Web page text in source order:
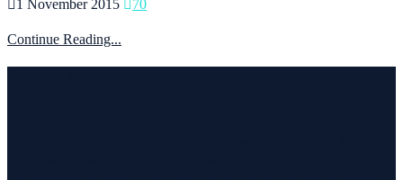
1 November 2015 70
Continue Reading...